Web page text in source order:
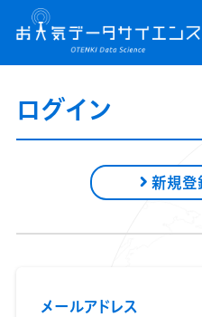
ログイン
新規登
メールアドレス